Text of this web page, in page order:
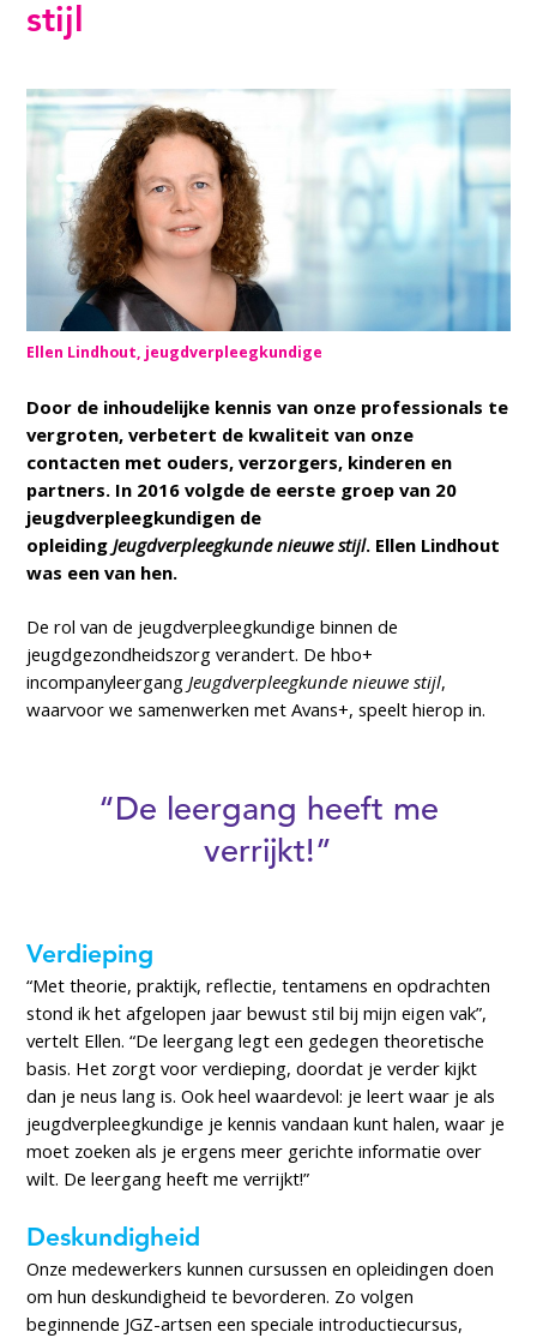
stijl
Ellen Lindhout, jeugdverpleegkundige
Door de inhoudelijke kennis van onze professionals te
vergroten, verbetert de kwaliteit van onze
contacten met ouders, verzorgers, kinderen en
partners. In 2016 volgde de eerste groep van 20
jeugdverpleegkundigen de
opleiding Jeugdverpleegkunde nieuwe stijl. Ellen Lindhout
was een van hen.
De rol van de jeugdverpleegkundige binnen de
jeugdgezondheidszorg verandert. De hbo+
incompanyleergang Jeugdverpleegkunde nieuwe stijl,
waarvoor we samenwerken met Avans+, speelt hierop in.
“De leergang heeft me
verrijkt!”
Verdieping
“Met theorie, praktijk, reflectie, tentamens en opdrachten
stond ik het afgelopen jaar bewust stil bij mijn eigen vak”,
vertelt Ellen. “De leergang legt een gedegen theoretische
basis. Het zorgt voor verdieping, doordat je verder kijkt
dan je neus lang is. Ook heel waardevol: je leert waar je als
jeugdverpleegkundige je kennis vandaan kunt halen, waar je
moet zoeken als je ergens meer gerichte informatie over
wilt. De leergang heeft me verrijkt!”
Deskundigheid
Onze medewerkers kunnen cursussen en opleidingen doen
om hun deskundigheid te bevorderen. Zo volgen
beginnende JGZ-artsen een speciale introductiecursus,